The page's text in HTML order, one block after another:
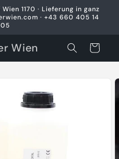
1170 · Lieferung in ganz
· +43 660 405 14
05
Wien Warenkorb